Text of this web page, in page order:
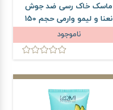
ماسک خاک رسی ضد جوش
نعنا و لیمو وارمی حجم 150
میلی لیتر
ناموجود